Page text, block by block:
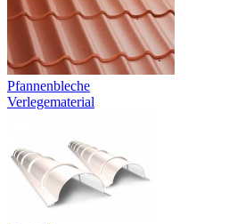
Pfannenbleche
Verlegematerial